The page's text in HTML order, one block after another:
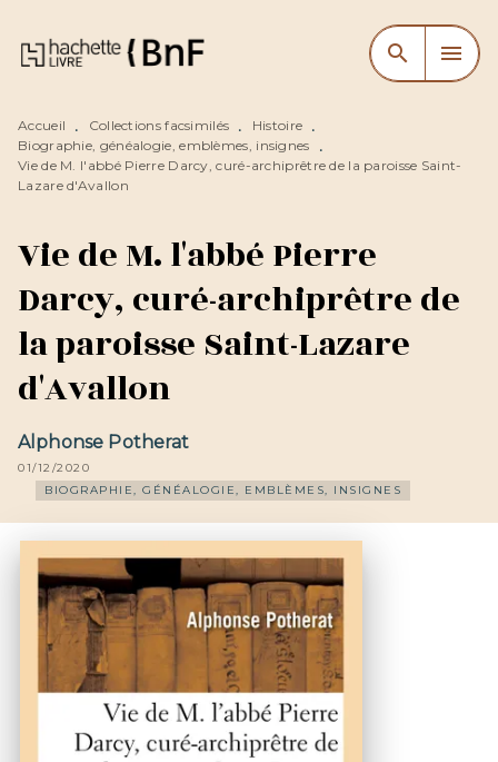
MENU RECHERCHE
CONTENU
search menu
Accueil • Collections facsimilés • Histoire •
Biographie, généalogie, emblèmes, insignes
•
Vie de M. l'abbé Pierre Darcy, curé-archiprêtre de la paroisse Saint-
Lazare d'Avallon
Vie de M. l'abbé Pierre
Darcy, curé-archiprêtre de
la paroisse Saint-Lazare
d'Avallon
Alphonse Potherat
01/12/2020
BIOGRAPHIE, GÉNÉALOGIE, EMBLÈMES, INSIGNES